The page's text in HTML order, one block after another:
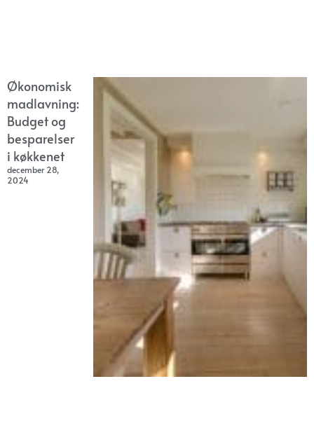
Økonomisk
madlavning:
Budget og
besparelser
i køkkenet
december 28,
2024